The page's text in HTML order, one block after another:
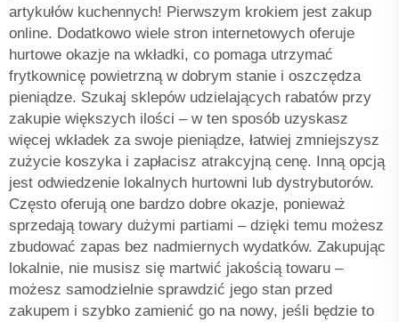
artykułów kuchennych! Pierwszym krokiem jest zakup
online. Dodatkowo wiele stron internetowych oferuje
hurtowe okazje na wkładki, co pomaga utrzymać
frytkownicę powietrzną w dobrym stanie i oszczędza
pieniądze. Szukaj sklepów udzielających rabatów przy
zakupie większych ilości – w ten sposób uzyskasz
więcej wkładek za swoje pieniądze, łatwiej zmniejszysz
zużycie koszyka i zapłacisz atrakcyjną cenę. Inną opcją
jest odwiedzenie lokalnych hurtowni lub dystrybutorów.
Często oferują one bardzo dobre okazje, ponieważ
sprzedają towary dużymi partiami – dzięki temu możesz
zbudować zapas bez nadmiernych wydatków. Zakupując
lokalnie, nie musisz się martwić jakością towaru –
możesz samodzielnie sprawdzić jego stan przed
zakupem i szybko zamienić go na nowy, jeśli będzie to